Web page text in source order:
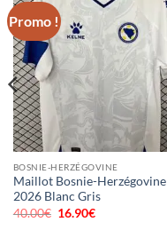
Promo !
BOSNIE-HERZÉGOVINE
Maillot Bosnie-Herzégovine
2026 Blanc Gris
40.00€ Le
16.90€Le